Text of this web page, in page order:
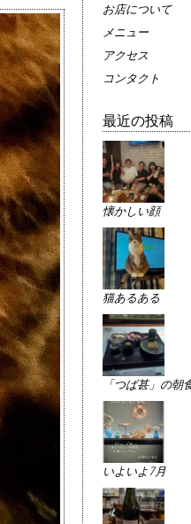
お店について
メニュー
アクセス
コンタクト
最近の投稿
懐かしい顔
猫あるある
「つば甚」の朝
いよいよ7月